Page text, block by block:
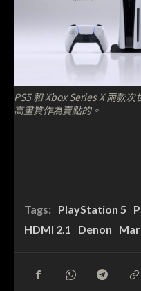
PS5 和 Xbox Series X 兩款
高畫質作為賣點的。
Tags: PlayStation 5
HDMI 2.1
Denon